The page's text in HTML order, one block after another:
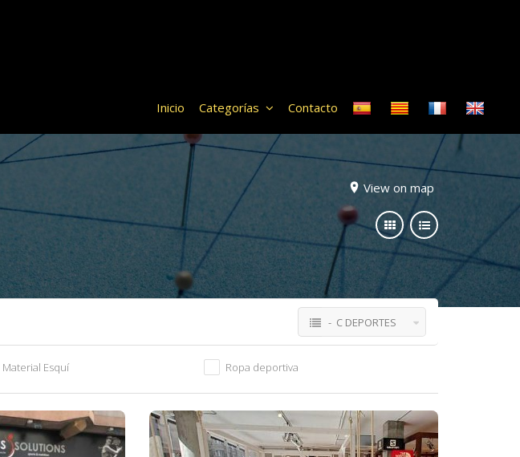
Inicio Categorías Contacto
View on map
- C DEPORTES
Material Esquí Ropa deportiva